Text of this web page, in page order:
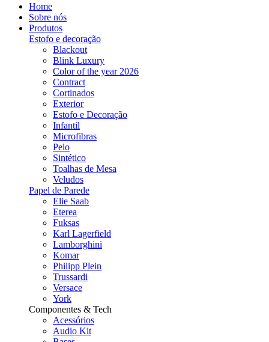
Home
Sobre nós
Produtos
Estofo e decoração
Blackout
Blink Luxury
Color of the year 2026
Contract
Cortinados
Exterior
Estofo e Decoração
Infantil
Microfibras
Pelo
Sintético
Toalhas de Mesa
Veludos
Papel de Parede
Elie Saab
Eterea
Fuksas
Karl Lagerfield
Lamborghini
Komar
Philipp Plein
Trussardi
Versace
York
Componentes & Tech
Acessórios
Audio Kit